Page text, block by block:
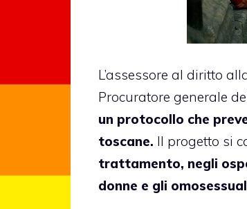
L’assessore al diritto
Procuratore generale
un protocollo che
toscane. Il progetto si
trattamento, negli
donne e gli